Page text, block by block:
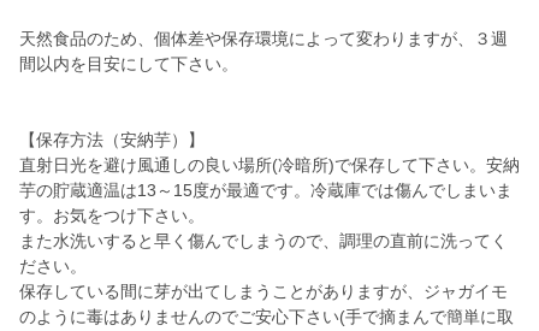
天然食品のため、個体差や保存環境によって変わりますが、３週
間以内を目安にして下さい。
【保存方法（安納芋）】
直射日光を避け風通しの良い場所(冷暗所)で保存して下さい。安納
芋の貯蔵適温は13～15度が最適です。冷蔵庫では傷んでしまいま
す。お気をつけ下さい。
また水洗いすると早く傷んでしまうので、調理の直前に洗ってく
ださい。
保存している間に芽が出てしまうことがありますが、ジャガイモ
のように毒はありませんのでご安心下さい(手で摘まんで簡単に取